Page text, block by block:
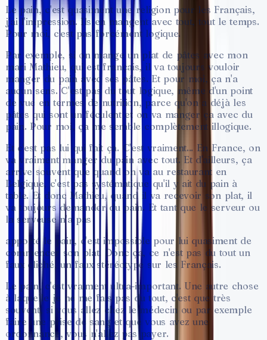
Le pain, c'est quasiment une religion pour les Français,
j'ai l'impression. Ils en mangent avec tout, tout le temps.
Pour moi, c'est pas forcément logique.
Par exemple, si on mange un plat de pâtes avec mon
mari Mathieu, qui est français, il va toujours vouloir
manger du pain avec ses pâtes. Et pour moi, ça n'a
aucun sens. C'est pas du tout logique, même d'un point
de vue en termes de nutrition, parce qu'on a déjà les
pâtes qui sont un féculent et on va manger ça avec du
pain. Pour moi, ça me semble complètement illogique.
Et c'est pas lui qui fait ça. C'est vraiment... En France, on
va vraiment manger du pain avec tout. Et d'ailleurs, ça
arrive souvent que quand on va au restaurant en
Belgique, c'est pas systématique qu'il y ait du pain à
table. Et donc Mathieu, quand il va recevoir son plat, il
va toujours demander du pain. Et tant que le serveur ou
la serveuse n'a pas
apporté le pain, c'est impossible pour lui quasiment de
commencer
son plat. Donc ça, ce n'est pas du tout un
faux cliché, un faux stéréotype sur les Français.
Le pain, c'est vraiment ultra-important. Une autre chose
à laquelle je ne me fais pas du tout, c'est que très
souvent, si vous allez chez le médecin ou par exemple
faire une prise de sang et que vous avez une
ordonnance, vous n'allez pas payer.